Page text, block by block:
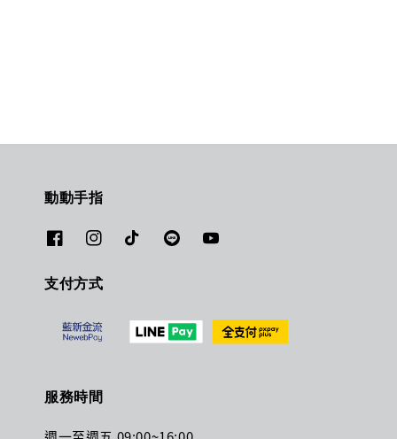
動動手指
支付方式
服務時間